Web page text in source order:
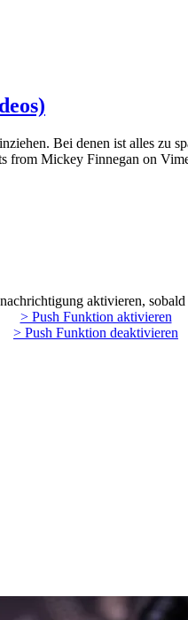
Bei denen ist alles
from Mickey Finnegan on
aktivieren,
> Push Funktion aktivieren
> Push Funktion deaktivieren